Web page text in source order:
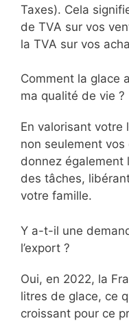
Taxes). Cela
de TVA sur vos
la TVA sur vos
Comment la glace
ma qualité de vie ?
En valorisant votre
non seulement
donnez également
des tâches,
votre famille.
Y a-t-il une
l’export ?
Oui, en 2022, la
litres de glace, ce
croissant pour ce